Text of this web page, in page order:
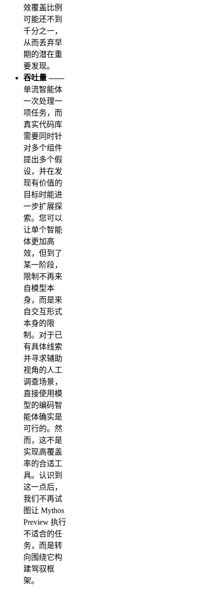
效覆盖比例
可能还不到
千分之一，
从而丢弃早
期的潜在重
要发现。
吞吐量 ——
单流智能体
一次处理一
项任务，而
真实代码库
需要同时针
对多个组件
提出多个假
设，并在发
现有价值的
目标时能进
一步扩展探
索。您可以
让单个智能
体更加高
效，但到了
某一阶段，
限制不再来
自模型本
身，而是来
自交互形式
本身的限
制。对于已
有具体线索
并寻求辅助
视角的人工
调查场景，
直接使用模
型的编码智
能体确实是
可行的。然
而，这不是
实现高覆盖
率的合适工
具。认识到
这一点后，
我们不再试
图让 Mythos
Preview 执行
不适合的任
务，而是转
向围绕它构
建驾驭框
架。